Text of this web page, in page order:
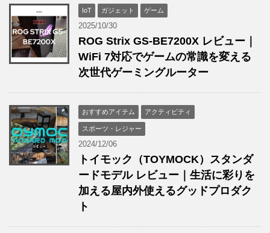
IoT ガジェット ゲーム
2025/10/30
ROG Strix GS-BE7200X レビュー｜
WiFi 7対応でゲームの常識を変える
次世代ゲーミングルーター
おすすめアイテム アクティビティ
スポーツ・レジャー
2024/12/06
トイモック（TOYMOCK）スタンダ
ードモデル レビュー｜生活に彩りを
加える屋内外使えるグッドプロダク
ト